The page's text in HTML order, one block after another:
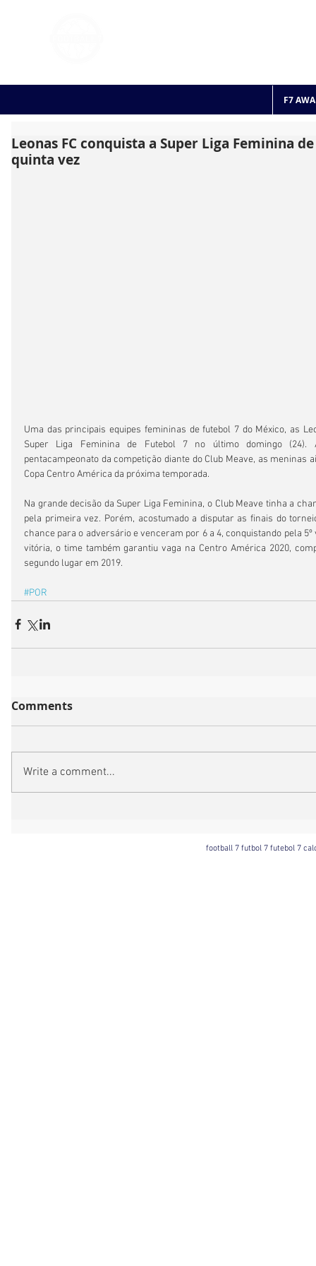
F7
Leonas FC conquista a Super Liga Feminina
quinta vez
Uma das principais equipes femininas de futebol 7 do México, as
Super Liga Feminina de Futebol 7 no último domingo (24).
pentacampeonato da competição diante do Club Meave, as meninas
Copa Centro América da próxima temporada.
Na grande decisão da Super Liga Feminina, o Club Meave tinha a
pela primeira vez. Porém, acostumado a disputar as finais do
chance para o adversário e venceram por 6 a 4, conquistando pela 5º
vitória, o time também garantiu vaga na Centro América 2020,
segundo lugar em 2019.
#POR
Comments
Write a comment...
football 7 futbol 7 futebol 7